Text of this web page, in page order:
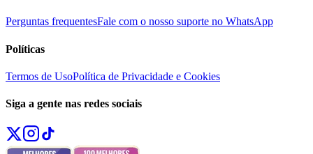
Perguntas frequentesFale com o nosso suporte no WhatsApp
Políticas
Termos de UsoPolítica de Privacidade e Cookies
Siga a gente nas redes sociais